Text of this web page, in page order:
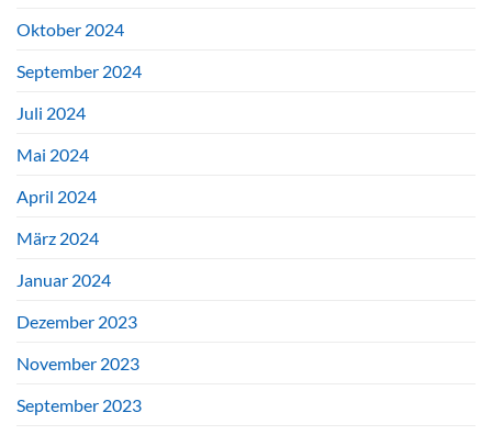
Oktober 2024
September 2024
Juli 2024
Mai 2024
April 2024
März 2024
Januar 2024
Dezember 2023
November 2023
September 2023